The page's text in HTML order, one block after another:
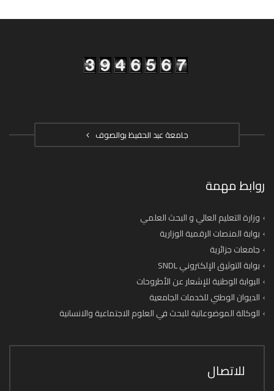
جامعة عبد الحفيظ بوالصوف
روابط مهمة
وزارة التعليم العالي و البحث العلمي
بوابة المنصات الرقمية الوزارية
جامعات جزائرية
بوابة التوثيق الإلكتروني SNDL
البوابة الوطنية للإشعار عن الأطروحات
الديوان الوطني للخدمات الجامعية
الوكالة الموضوعاتية للبحث في العلوم الاجتماعية والانسانية
للاتصال